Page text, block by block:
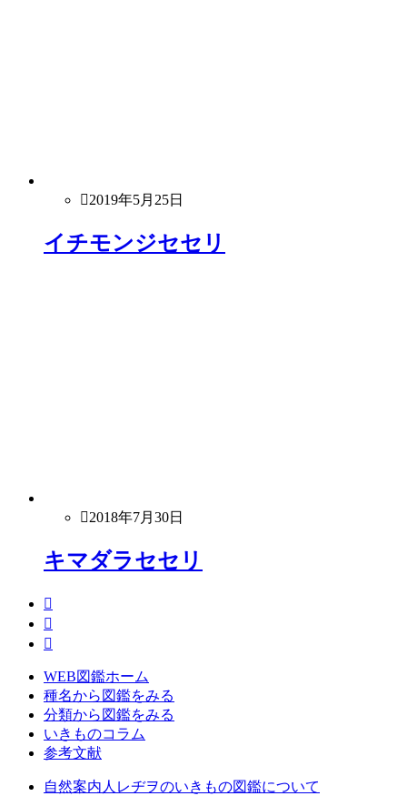
2019年5月25日
イチモンジセセリ
2018年7月30日
キマダラセセリ
WEB図鑑ホーム
種名から図鑑をみる
分類から図鑑をみる
いきものコラム
参考文献
自然案内人レヂヲのいきもの図鑑について